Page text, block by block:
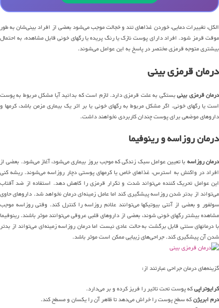
الکل، تغییرات دمایی، خوردن غذاهای تند و خجالت موجب می‌شود بعضی از افراد بینی‌شان به طور
موقت قرمز شود. افراد دارای پوست نازک یا رنگ پریده یا رگهای خونی قابل مشاهده، به احتمال
بیشتری متوجه قرمزی مختصر در پاسخ به این عوامل می‌شوند.
درمان قرمزی بینی
درمان قرمزی بینیبستگی به علت قرمزی دارد. لازم است که بدانید آیا مشکل مربوط به پوست
است یا رگهای خونی. اگر مشکل مربوط به رگهای خونی یا بر اثر یک بیماری مزمن باشد، کرمها و
داروهای موضعی برای پوست چندان کاربردی نخواهند داشت.
درمان روزاسه و رینوفیما
درمان روزاسهبا تعیین عوامل سبک زندگی که موجب بروز بیماری می‌شود، آغاز می‌شود. بعضی از
افراد در واکنش به استرس، غذاهای خاص یا کرمهای پوستی دچار روزاسه می‌شوند. ریشه کنی
این عوامل تحریک کننده می‌تواند شدت و تکرار قرمزی را کاهش دهد. استفاده از ضد آفتاب
می‌تواند از بدتر شدن روزاسه پیشگیری کند اما عامل زمینه‌ای درمان نخواهد شد. داروهای حاوی
سولفور و بعضی از آنتی بیوتیکها می‌توانند علائم روزاسه را کنترل کند. وقتی روزاسه موجب
مشاهده بیشتر رگهای خونی شوند، بعضی از داروهای قلبی عروقی می‌توانند موثر باشند. رینوفیما
با درمانهای سنتی قابل برگشت به حالت عادی نیست اما درمان روزاسه زمینه‌ای می‌تواند از بدتر
شدن آن پیشگیری کند. جراحی‌های زیبایی ممکن است موثر باشد.
گزینه‌های درمان جراحی عبارتند از:
کرایوتراپیکه پوست تحت تاثیر را فریز کرده و بر می‌دارد.
درم ابریژنکه سطح پوست را خراش می‌دهد تا ظاهر آن را یکسان و مسطح کند.